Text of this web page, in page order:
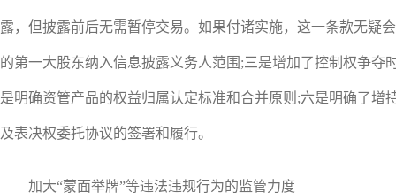
露，但披露前后无需暂停交易。如果付诸实施，这一条款无疑
的第一大股东纳入信息披露义务人范围;三是增加了控制权争
是明确资管产品的权益归属认定标准和合并原则;六是明确了
及表决权委托协议的签署和履行。
加大“蒙面举牌”等违法违规行为的监管力度